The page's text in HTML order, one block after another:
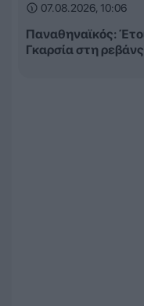
07.08.2026, 10:06
Παναθηναϊκός:
Γκαρσία στη